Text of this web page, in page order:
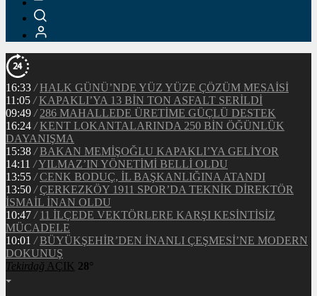
16:33 / HALK GÜNÜ’NDE YÜZ YÜZE ÇÖZÜM MESAİSİ
11:05 / KAPAKLI’YA 13 BİN TON ASFALT SERİLDİ
09:49 / 286 MAHALLEDE ÜRETİME GÜÇLÜ DESTEK
16:24 / KENT LOKANTALARINDA 250 BİN ÖĞÜNLÜK
DAYANIŞMA
15:38 / BAKAN MEMİŞOĞLU KAPAKLI’YA GELİYOR
14:11 /YILMAZ’IN YÖNETİMİ BELLİ OLDU
13:55 / CENK BODUÇ, İL BAŞKANLIĞINA ATANDI
13:50 / ÇERKEZKÖY 1911 SPOR’DA TEKNİK DİREKTÖR
İSMAİL İNAN OLDU
10:47 / 11 İLÇEDE VEKTÖRLERE KARŞI KESİNTİSİZ
MÜCADELE
10:01 / BÜYÜKŞEHİR’DEN İNANLI ÇEŞMESİ’NE MODERN
DOKUNUŞ
Tekirdağ AÇIK 28°